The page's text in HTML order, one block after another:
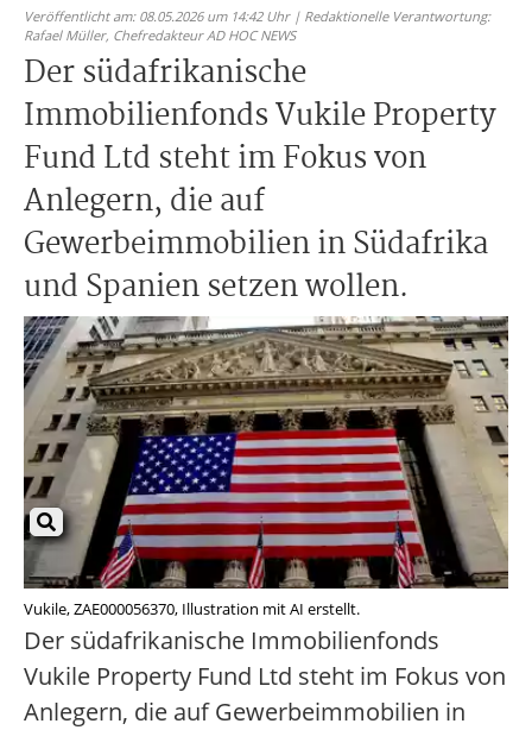
Veröffentlicht am: 08.05.2026 um 14:42 Uhr | Redaktionelle Verantwortung:
Rafael Müller, Chefredakteur AD HOC NEWS
Der südafrikanische
Immobilienfonds Vukile Property
Fund Ltd steht im Fokus von
Anlegern, die auf
Gewerbeimmobilien in Südafrika
und Spanien setzen wollen.
Vukile, ZAE000056370, Illustration mit AI erstellt.
Der südafrikanische Immobilienfonds
Vukile Property Fund Ltd steht im Fokus von
Anlegern, die auf Gewerbeimmobilien in